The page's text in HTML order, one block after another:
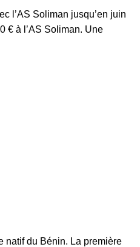
l’AS Soliman jusqu’en juin
€ à l’AS Soliman. Une
natif du Bénin. La première